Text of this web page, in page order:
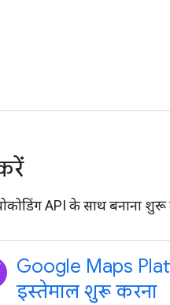
API के साथ बनाना शुरू
Google Maps
इस्तेमाल शुरू करना